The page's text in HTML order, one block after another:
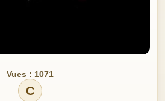
Vues : 1071
C